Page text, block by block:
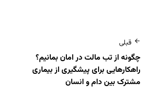
قبلی
چگونه از تب مالت در امان بمانیم؟
راهکارهایی برای پیشگیری از بیماری
مشترک بین دام و انسان